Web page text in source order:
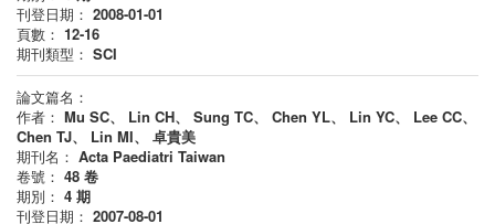
刊登日期： 2008-01-01
頁數： 12-16
期刊類型： SCI
論文篇名：
作者： Mu SC、 Lin CH、 Sung TC、 Chen YL、 Lin YC、 Lee CC、
Chen TJ、 Lin MI、 卓貴美
期刊名： Acta Paediatri Taiwan
卷號： 48 卷
期別： 4 期
刊登日期： 2007-08-01